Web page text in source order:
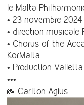
le Malta
• 23 novembre 2024
• direction musicale
• Chorus of the
KorMalta
• Production
•••
📸 Carlton Agius